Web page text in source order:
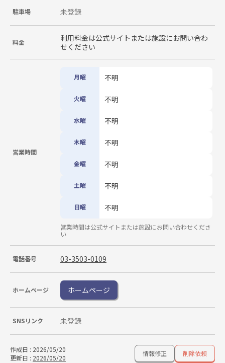
駐車場 未登録
料金
利用料金は公式サイトまたは施設にお問い合わ
せください
営業時間
月曜 不明
火曜 不明
水曜 不明
木曜 不明
金曜 不明
土曜 不明
日曜 不明
営業時間は公式サイトまたは施設にお問い合わせくださ
い
電話番号 03-3503-0109
ホームページ ホームページ
SNSリンク 未登録
作成日 : 2026/05/20
更新日 : 2026/05/20
情報修正 削除依頼